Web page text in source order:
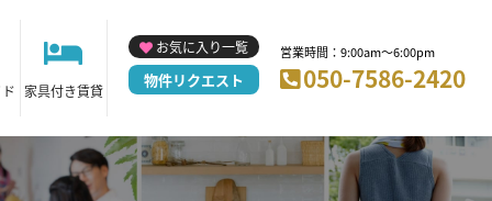
家具付き賃貸
お気に入り一覧
物件リクエスト
営業時間：9:00am～6:00pm
050-7586-2420